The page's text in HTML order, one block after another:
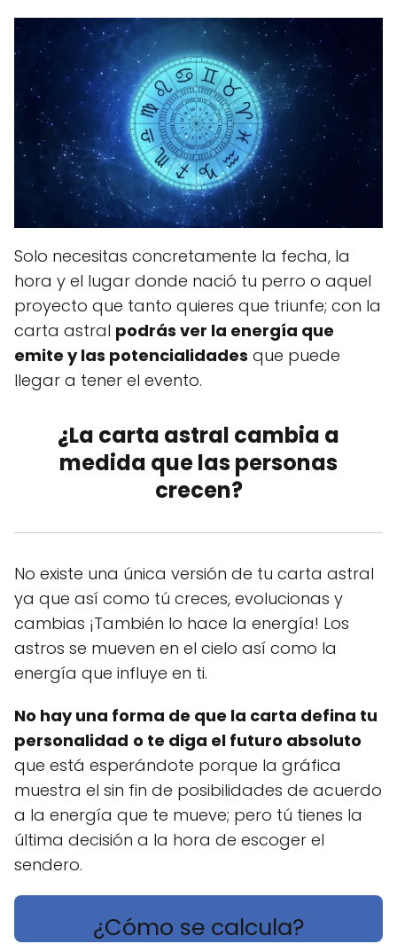
Solo necesitas concretamente la fecha, la
hora y el lugar donde nació tu perro o aquel
proyecto que tanto quieres que triunfe; con la
carta astral podrás ver la energía que
emite y las potencialidades que puede
llegar a tener el evento.
¿La carta astral cambia a
medida que las personas
crecen?
No existe una única versión de tu carta astral
ya que así como tú creces, evolucionas y
cambias ¡También lo hace la energía! Los
astros se mueven en el cielo así como la
energía que influye en ti.
No hay una forma de que la carta defina tu
personalidad o te diga el futuro absoluto
que está esperándote porque la gráfica
muestra el sin fin de posibilidades de acuerdo
a la energía que te mueve; pero tú tienes la
última decisión a la hora de escoger el
sendero.
¿Cómo se calcula?